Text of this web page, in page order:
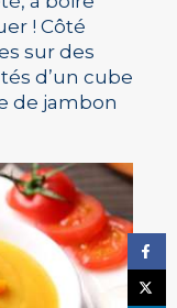
! Côté
sur des
d’un cube
de jambon